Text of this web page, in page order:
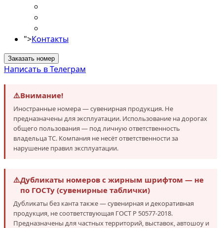
">Контакты
Заказать номер
Написать в Телеграм
⚠️Внимание!
Иностранные номера — сувенирная продукция. Не
предназначены для эксплуатации. Использование на дорогах
общего пользования — под личную ответственность
владельца ТС. Компания не несёт ответственности за
нарушение правил эксплуатации.
⚠️Дубликаты номеров с жирным шрифтом — не
по ГОСТу (сувенирные таблички)
Дубликаты без канта также — сувенирная и декоративная
продукция, не соответствующая ГОСТ Р 50577-2018.
Предназначены для частных территорий, выставок, автошоу и